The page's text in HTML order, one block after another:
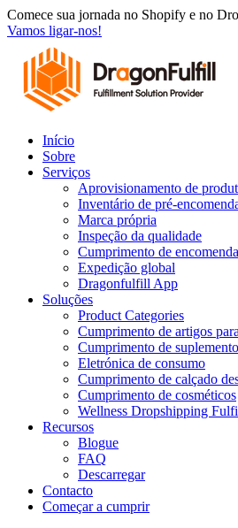
Saltar
para
conteúdo
Comece sua jornada no Shopify e no
Vamos ligar-nos!
Início
Sobre
Serviços
Aprovisionamento de
Inventário de pré-
Marca própria
Inspeção da qualidade
Cumprimento de
Expedição global
Dragonfulfill App
Soluções
Product Categories
Cumprimento de artigos
Cumprimento de
Eletrónica de consumo
Cumprimento de calçado
Cumprimento de cosméticos
Wellness Dropshipping
Recursos
Blogue
FAQ
Descarregar
Contacto
Começar a cumprir